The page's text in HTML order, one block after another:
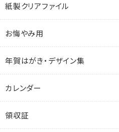
ケントプレミア
透けない撥水
特白
ケント
機能性封筒
エコ
カラー封筒
パステルカラー封筒
Sカラー封筒
ベストカラー封筒
エコ封筒
パステルカラー封筒
白封筒
パステルカラー封筒
ポリ封筒
透けない封筒
クラフト封筒
パステルカラー封筒
角0封筒
角1封筒
クラフト封筒
白封筒
カラー封筒
角3封筒
透けない封筒
クラフト封筒
角4封筒
角5封筒
角20
角A4
A4エコ窓
角0
角6
洋長3
洋長3窓
洋2
洋4
クッション封筒
レントゲン袋
薬袋
貴重品袋
ミニ封筒
撥水封筒印刷
レーザー対応封筒印刷
エコ封筒印刷
A3(9号20丁付)
A3ノビ(9号20丁付)
9号4丁付
9号8丁付
9号16丁付
エコ名刺
FSC森林認証
アップサイクル
間伐材
ケント名刺
ファンシー・艶付・艶消名刺
カラー名刺
和紙・木材名刺
年賀はがき・年賀状
試し刷はがき
はがき用ポリ袋
単判カード
2つ折りカード
3つ折りカード
4つ折りカード
1号カード
会葬礼状・お悔み用カード
A4挨拶状用紙
賞状・証書用紙
オフセット印刷・筆耕用
A3（310×436）
A4（218×310）
プリンター対応
レーザー
紙筒(賞状用紙入れ)
辞令用紙
紙製クリアファイル
お悔やみ用
喪中はがき・お悔み用はがき
私製はがき
郵便はがき(官製)
会葬礼状・お悔み用カード
単判
お悔やみ用封筒・塩
年賀はがき・デザイン集
年賀状デザイン集
箔押年賀はがき
カレンダー
卓上カレンダー
領収証